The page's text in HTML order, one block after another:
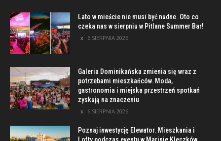
Lato w mieście nie musi być nudne. Oto co
czeka nas w sierpniu w Pitlane Summer Bar!
6 SIERPNIA 2026
Galeria Dominikańska zmienia się wraz z
potrzebami mieszkańców. Moda,
gastronomia i miejska przestrzeń spotkań
zyskują na znaczeniu
6 SIERPNIA 2026
Poznaj inwestycję Elewator. Mieszkania i